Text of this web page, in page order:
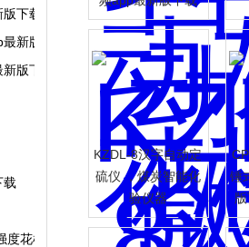
下载系列
新版下载系列
版下载系列
载
度花样视频app最新版下载
KZDL-8汉字自动定
硫仪 ，煤炭智能化
验仪器
锤